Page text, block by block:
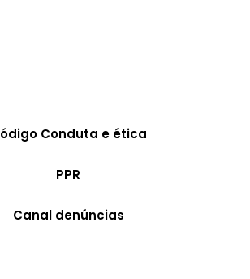
Conduta e ética
PPR
Canal denúncias